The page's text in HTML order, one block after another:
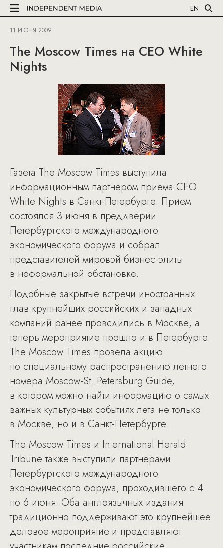
EN
11 ИЮНЯ 2009
The Moscow Times на CEO White
Nights
Газета The Moscow Times выступила
информационным партнером приема CEO
White Nights в Санкт-Петербурге. Прием
состоялся 3 июня в преддверии
Петербургского международного
экономического форума и собрал
представителей мировой бизнес-элиты
в неформальной обстановке.
Подобные закрытые встречи иностранных
глав крупнейших российских и западных
компаний ранее проводились в Москве, а
теперь мероприятие прошло и в Петербурге.
The Moscow Times провела акцию
по специальному распространению летнего
номера Moscow-St. Petersburg Guide,
в котором можно найти информацию о самых
важных культурных событиях лета не только
в Москве, но и в Санкт-Петербурге.
The Moscow Times и International Herald
Tribune также выступили партнерами
Петербургского международного
экономического форума, проходившего с 4
по 6 июня. Оба англоязычных издания
традиционно поддерживают это крупнейшее
деловое мероприятие и представляют